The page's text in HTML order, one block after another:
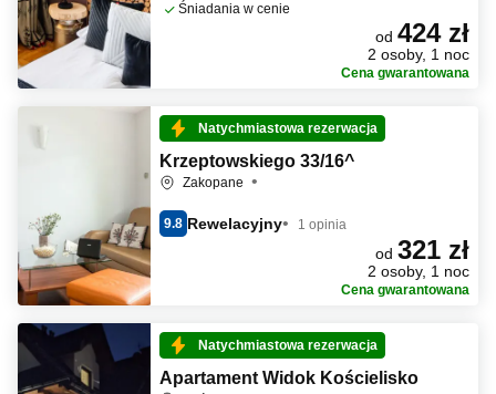
Śniadania w cenie
od 424 zł
2 osoby, 1 noc
Cena gwarantowana
Natychmiastowa rezerwacja
Krzeptowskiego 33/16^
Zakopane
9.8 Rewelacyjny 1 opinia
od 321 zł
2 osoby, 1 noc
Cena gwarantowana
Natychmiastowa rezerwacja
Apartament Widok Kościelisko